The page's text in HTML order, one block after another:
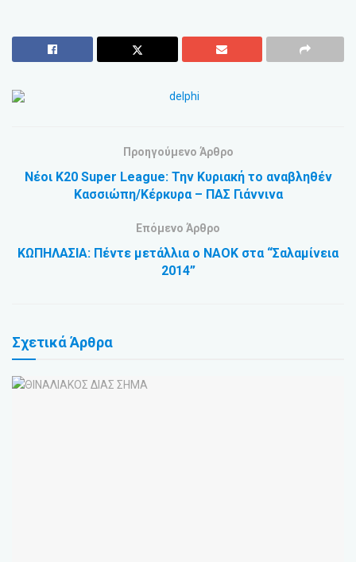
Προηγούμενο Άρθρο
Νέοι Κ20 Super League: Την Κυριακή το αναβληθέν
Κασσιώπη/Κέρκυρα – ΠΑΣ Γιάννινα
Επόμενο Άρθρο
ΚΩΠΗΛΑΣΙΑ: Πέντε μετάλλια ο ΝΑΟΚ στα “Σαλαμίνεια
2014”
ΣχετικάΆρθρα